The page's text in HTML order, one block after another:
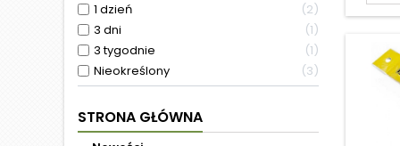
1 dzień
2
3 dni
1
3 tygodnie
1
Nieokreślony
3
STRONA GŁÓWNA